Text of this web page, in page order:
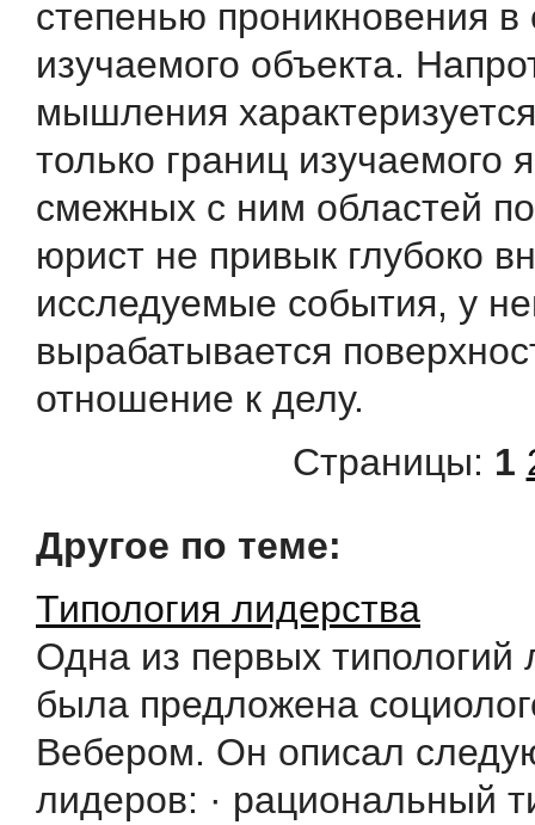
степенью проникновения в
изучаемого объекта.
мышления
только границ изучаемого
смежных с ним облас­тей
юрист не привык глубоко
исследуемые события, у
вырабатывается
отношение к делу.
Страницы: 1
Другое по теме:
Типология лидерства
Одна из первых типологий
была предложена
Вебером. Он описал
лидеров: · рациональный